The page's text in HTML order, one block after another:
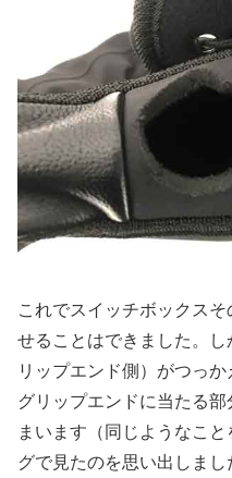
これでスイッチボックス
せることはできました。
リップエンド側）がつっか
グリップエンドに当たる
まいます（同じようなこ
グで見たのを思い出しま